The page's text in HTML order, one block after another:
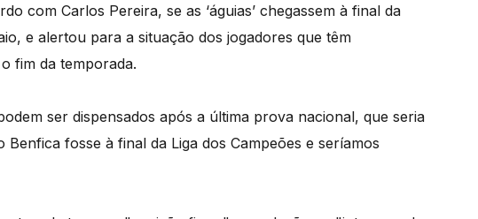
com Carlos Pereira, se as ‘águias’ chegassem à final da
e alertou para a situação dos jogadores que têm
fim da temporada.
ser dispensados após a última prova nacional, que seria
fosse à final da Liga dos Campeões e seríamos